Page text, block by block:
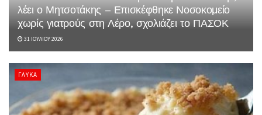
λέει ο Μητσοτάκης – Επισκέφθηκε Νοσοκομείο
χωρίς γιατρούς στη Λέρο, σχολιάζει το ΠΑΣΟΚ
31 ΙΟΥΛΊΟΥ 2026
ΓΛΥΚΆ